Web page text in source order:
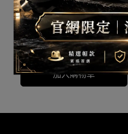
47'Brand BASE RUNNER
MLB 洋基 小標 多色 老帽
棒球帽 鴨舌帽 軟布老帽
⫷ScrewCap⫸
已銷售：19
NT$1,680
加入購物車